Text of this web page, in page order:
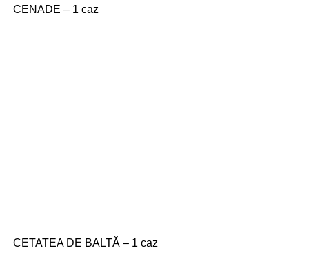
CENADE – 1 caz
CETATEA DE BALTĂ – 1 caz